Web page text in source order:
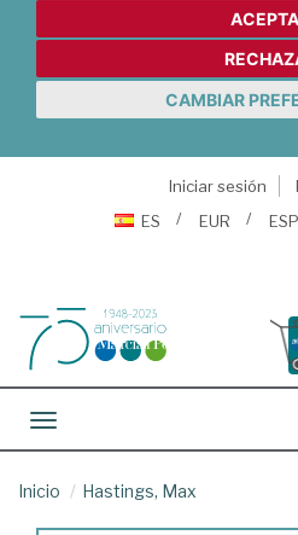
CAMBIAR
Iniciar sesión
ES
EUR
Toggle navigation
Inicio Hastings, Max